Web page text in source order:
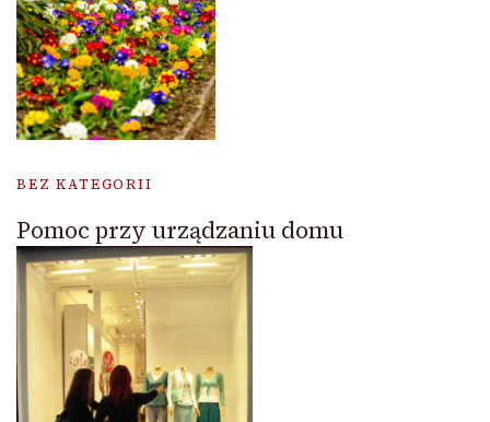
BEZ KATEGORII
Pomoc przy urządzaniu domu